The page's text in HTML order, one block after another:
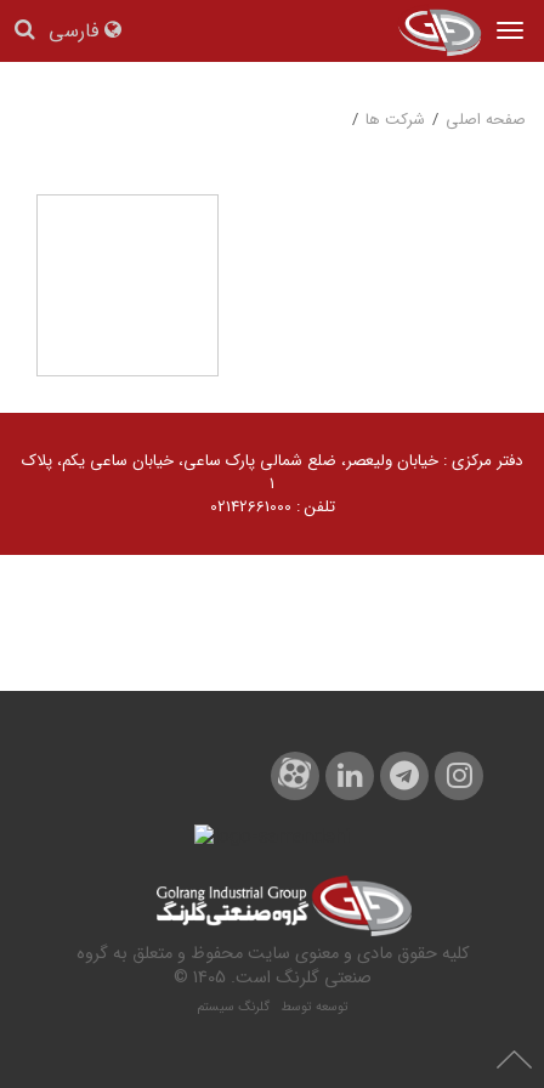
فارسی
صفحه اصلی / شرکت ها /
دفتر مرکزی : خیابان ولیعصر، ضلع شمالی پارک ساعی، خیابان ساعی یکم، پلاک
۱
تلفن : 02142661000
کلیه حقوق مادی و معنوی سایت محفوظ و متعلق به گروه
صنعتی گلرنگ است. 1405 ©
توسعه توسط گلرنگ سیستم